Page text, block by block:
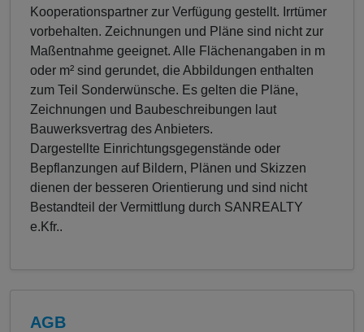
Kooperationspartner zur Verfügung gestellt. Irrtümer
vorbehalten. Zeichnungen und Pläne sind nicht zur
Maßentnahme geeignet. Alle Flächenangaben in m
oder m² sind gerundet, die Abbildungen enthalten
zum Teil Sonderwünsche. Es gelten die Pläne,
Zeichnungen und Baubeschreibungen laut
Bauwerksvertrag des Anbieters.
Dargestellte Einrichtungsgegenstände oder
Bepflanzungen auf Bildern, Plänen und Skizzen
dienen der besseren Orientierung und sind nicht
Bestandteil der Vermittlung durch SANREALTY
e.Kfr..
AGB